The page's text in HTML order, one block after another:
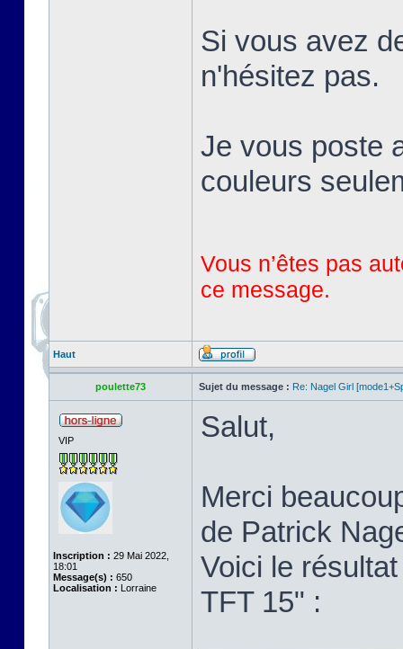
Si vous avez
n'hésitez pas.
Je vous poste
couleurs
Vous n’êtes pas
ce message.
Haut
poulette73 Sujet du message : Re: Nagel Girl
VIP
Inscription : 29 Mai 2022,
18:01
Message(s) : 650
Localisation : Lorraine
Salut,
Merci
de Patrick
Voici le
TFT 15" :